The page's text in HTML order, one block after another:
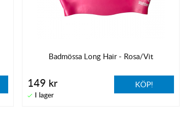
Badmössa Long Hair - Rosa/Vit
149 kr KÖP!